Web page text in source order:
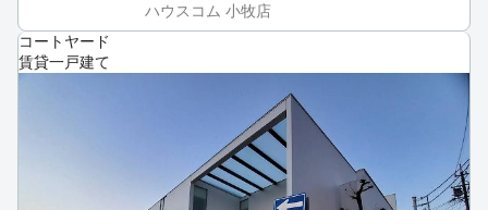
ハウスコム 小牧店
コートヤード
賃貸一戸建て